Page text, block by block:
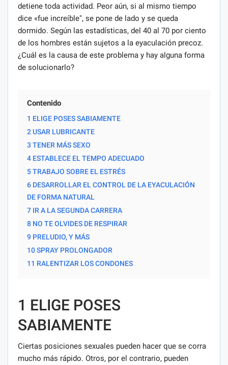
detiene toda actividad. Peor aún, si al mismo tiempo
dice «fue increíble", se pone de lado y se queda
dormido. Según las estadísticas, del 40 al 70 por ciento
de los hombres están sujetos a la eyaculación precoz.
¿Cuál es la causa de este problema y hay alguna forma
de solucionarlo?
Contenido
1 ELIGE POSES SABIAMENTE
2 USAR LUBRICANTE
3 TENER MÁS SEXO
4 ESTABLECE EL TEMPO ADECUADO
5 TRABAJO SOBRE EL ESTRÉS
6 DESARROLLAR EL CONTROL DE LA EYACULACIÓN
DE FORMA NATURAL
7 IR A LA SEGUNDA CARRERA
8 NO TE OLVIDES DE RESPIRAR
9 PRELUDIO, Y MÁS
10 SPRAY PROLONGADOR
11 RALENTIZAR LOS CONDONES
1 ELIGE POSES
SABIAMENTE
Ciertas posiciones sexuales pueden hacer que se corra
mucho más rápido. Otros, por el contrario, pueden